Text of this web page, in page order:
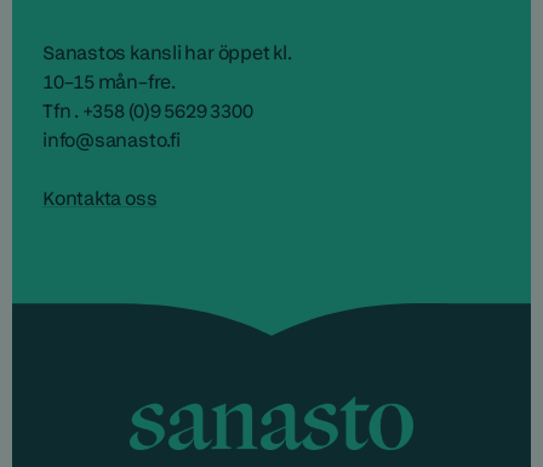
Sanastos kansli har öppet kl.
10–15 mån–fre.
Tfn . +358 (0)9 5629 3300
info@sanasto.fi
Kontakta oss